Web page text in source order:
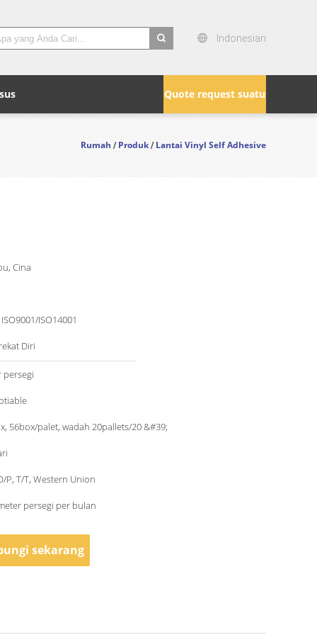
Indonesian
Quote request suatu
Rumah /Produk/Lantai Vinyl Self Adhesive
Cina
ISO9001/ISO14001
Diri
persegi
56box/palet, wadah 20pallets/20 &#39;
P, T/T, Western Union
persegi per bulan
sekarang